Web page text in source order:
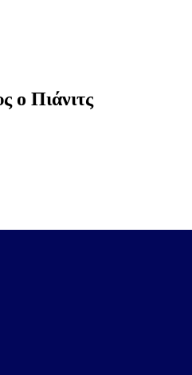
ο Πιάνιτς